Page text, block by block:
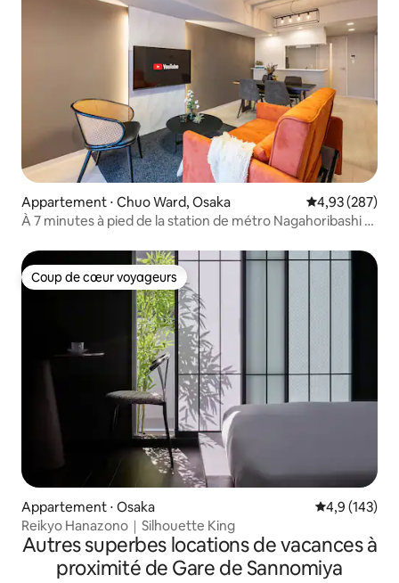
Appartement ⋅ Chuo Ward, Osaka Évaluation
4,93 (287)
À 7 minutes à pied de la station de métro Nagahoribashi /
appartement de 2 chambres
Coup de cœur voyageurs
Coup de cœur voyageurs
Appartement ⋅ Osaka Évaluation
4,9 (143)
Reikyo Hanazono｜Silhouette King
Autres superbes locations de vacances à
proximité de Gare de Sannomiya